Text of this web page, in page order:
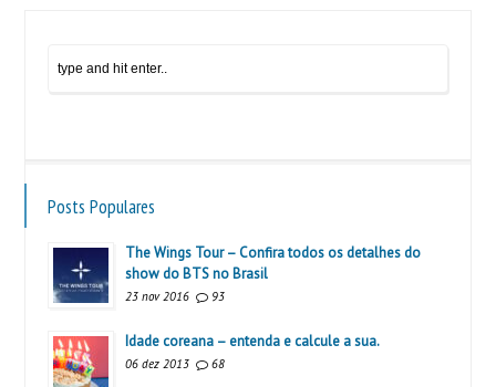
Posts Populares
The Wings Tour – Confira todos os detalhes do
show do BTS no Brasil
23 nov 2016 93
Idade coreana – entenda e calcule a sua.
06 dez 2013 68